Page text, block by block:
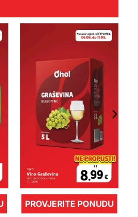
PROVJERITE PONUDU